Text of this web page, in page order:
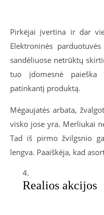
Pirkėjai įvertina ir dar
Elektroninės
sandėliuose netrūktų
tuo įdomesnė
patinkantį produktą.
Mėgaujatės arbata,
visko jose yra. Merliukai
Tad iš pirmo žvilgsnio
lengva. Paaiškėja, kad
Realios akcijos